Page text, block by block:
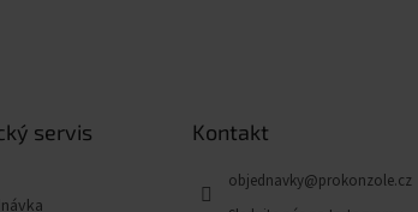
servis Kontakt
objednavky@prokonzole.cz